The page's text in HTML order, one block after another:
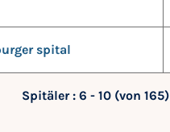
spital
Spitäler : 6 - 10 (von 165)